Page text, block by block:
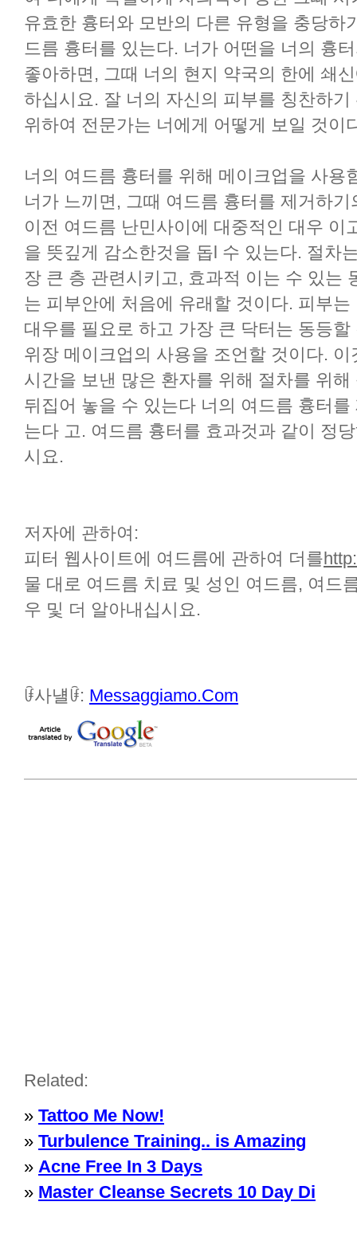
유효한 흉터와 모반의 다른 유형을 충당하
드름 흉터를 있는다. 너가 어떤을 너의 흉
좋아하면, 그때 너의 현지 약국의 한에 쇄
하십시요. 잘 너의 자신의 피부를 칭찬하
위하여 전문가는 너에게 어떻게 보일 것이
너의 여드름 흉터를 위해 메이크업을 사용
너가 느끼면, 그때 여드름 흉터를 제거하
이전 여드름 난민사이에 대중적인 대우 이
을 뜻깊게 감소한것을 돕l 수 있는다. 절차
장 큰 층 관련시키고, 효과적 이는 수 있는
는 피부안에 처음에 유래할 것이다. 피부
대우를 필요로 하고 가장 큰 닥터는 동등
위장 메이크업의 사용을 조언할 것이다.
시간을 보낸 많은 환자를 위해 절차를 위
뒤집어 놓을 수 있는다 너의 여드름 흉터
는다 고. 여드름 흉터를 효과것과 같이 정
시요.
저자에 관하여:
피터 웹사이트에 여드름에 관하여 더를
물 대로 여드름 치료 및 성인 여드름, 여드
우 및 더 알아내십시요.
ꀰ사냴ꀰ: Messaggiamo.Com
Related:
» Tattoo Me Now!
» Turbulence Training.. is Amazing
» Acne Free In 3 Days
» Master Cleanse Secrets 10 Day Di